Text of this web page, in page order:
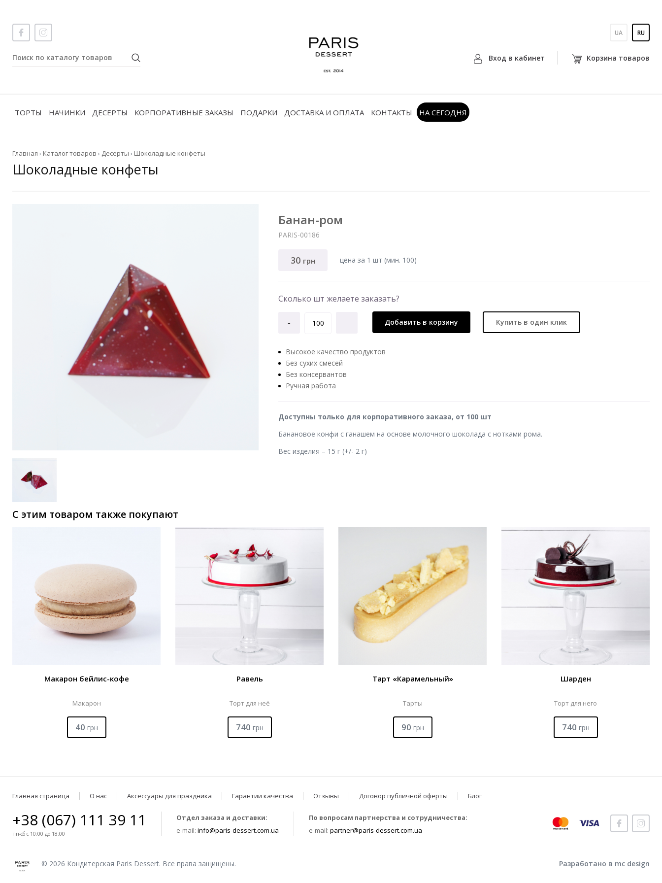
UA RU
Вход в кабинет Корзина товаров
ТОРТЫ НАЧИНКИ ДЕСЕРТЫ КОРПОРАТИВНЫЕ ЗАКАЗЫ ПОДАРКИ ДОСТАВКА И ОПЛАТА КОНТАКТЫ НА СЕГОДНЯ
Главная › Каталог товаров › Десерты › Шоколадные конфеты
Шоколадные конфеты
Банан-ром
PARIS-00186
30 грн цена за 1 шт (мин. 100)
Сколько шт желаете заказать?
- + Добавить в корзину Купить в один клик
Высокое качество продуктов
Без сухих смесей
Без консервантов
Ручная работа
Доступны только для корпоративного заказа, от 100 шт
Банановое конфи с ганашем на основе молочного шоколада с нотками рома.
Вес изделия – 15 г (+/- 2 г)
С этим товаром также покупают
Макарон бейлис-кофе
Макарон
40 грн
Равель
Торт для неё
740 грн
Тарт «Карамельный»
Тарты
90 грн
Шарден
Торт для него
740 грн
Главная страница О нас Аксессуары для праздника Гарантии качества Отзывы Договор публичной оферты Блог
+38 (067) 111 39 11
пн-сб с 10:00 до 18:00
Отдел заказа и доставки:
e-mail: info@paris-dessert.com.ua
По вопросам партнерства и сотрудничества:
e-mail: partner@paris-dessert.com.ua
© 2026 Кондитерская Paris Dessert. Все права защищены. Разработано в mc design